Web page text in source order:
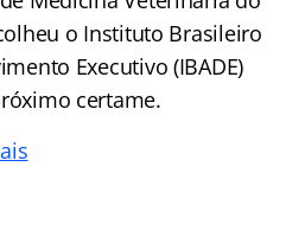
o Instituto Brasileiro
Executivo (IBADE)
certame.